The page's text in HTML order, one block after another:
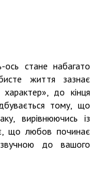
стане набагато
життя зазнає
до кінця
тому, що
вирівнюючись із
що любов починає
до вашого